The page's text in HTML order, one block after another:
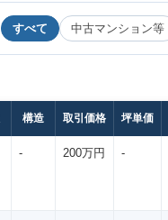
すべて 中古マンション等
構造 取引価格 坪単価
- 200万円 -